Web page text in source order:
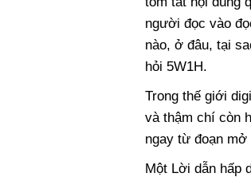
người đọc vào
nào, ở đâu, tại
hỏi 5W1H.
Trong thế giới
và thậm chí còn
ngay từ đoạn
Một Lời dẫn hấp